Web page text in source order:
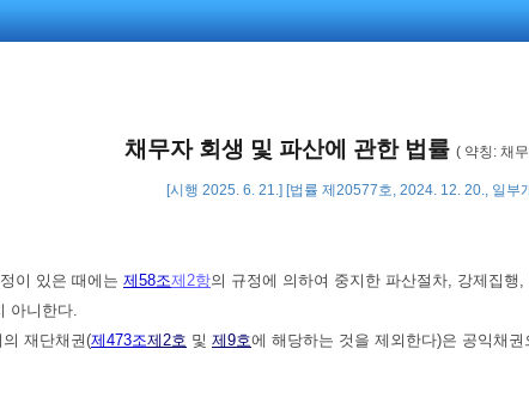
채무자 회생 및 파산에 관한 법률 ( 약칭: 채
[시행 2025. 6. 21.] [법률 제20577호, 2024. 12. 20., 일부
이 있은 때에는 제58조제2항의 규정에 의하여 중지한 파산절차, 강제집
아니한다.
재단채권(제473조제2호 및 제9호에 해당하는 것을 제외한다)은 공익채권